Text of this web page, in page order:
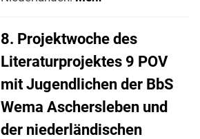
8. Projektwoche des
Literaturprojektes 9 POV
mit Jugendlichen der BbS
Wema Aschersleben und
der niederländischen